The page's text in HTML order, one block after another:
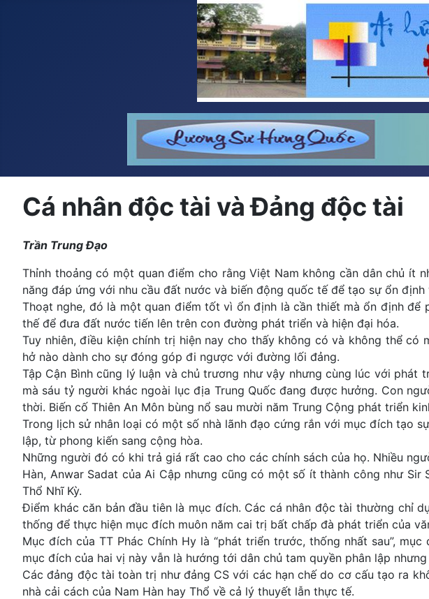
Cá nhân độc tài và Đảng độc tài
Trần Trung Đạo
Thỉnh thoảng có một quan điểm cho rằng Việt Nam không cần dân chủ ít
năng đáp ứng với nhu cầu đất nước và biến động quốc tế để tạo sự ổn định
Thoạt nghe, đó là một quan điểm tốt vì ổn định là cần thiết mà ổn định
thế để đưa đất nước tiến lên trên con đường phát triển và hiện đại hóa.
Tuy nhiên, điều kiện chính trị hiện nay cho thấy không có và không thể
hở nào dành cho sự đóng góp đi ngược với đường lối đảng.
Tập Cận Bình cũng lý luận và chủ trương như vậy nhưng cùng lúc với
mà sáu tỷ người khác ngoài lục địa Trung Quốc đang được hưởng. Con
thời. Biến cố Thiên An Môn bùng nổ sau mười năm Trung Cộng phát triển
Trong lịch sử nhân loại có một số nhà lãnh đạo cứng rắn với mục đích tạo
lập, từ phong kiến sang cộng hòa.
Những người đó có khi trả giá rất cao cho các chính sách của họ. Nhiều
Hàn, Anwar Sadat của Ai Cập nhưng cũng có một số ít thành công như Sir
Thổ Nhĩ Kỳ.
Điểm khác căn bản đầu tiên là mục đích. Các cá nhân độc tài thường chỉ
thống để thực hiện mục đích muôn năm cai trị bất chấp đà phát triển của
Mục đích của TT Phác Chính Hy là “phát triển trước, thống nhất sau”,
mục đích của hai vị này vẫn là hướng tới dân chủ tam quyền phân lập
Các đảng độc tài toàn trị như đảng CS với các hạn chế do cơ cấu tạo ra
nhà cải cách của Nam Hàn hay Thổ về cả lý thuyết lẫn thực tế.